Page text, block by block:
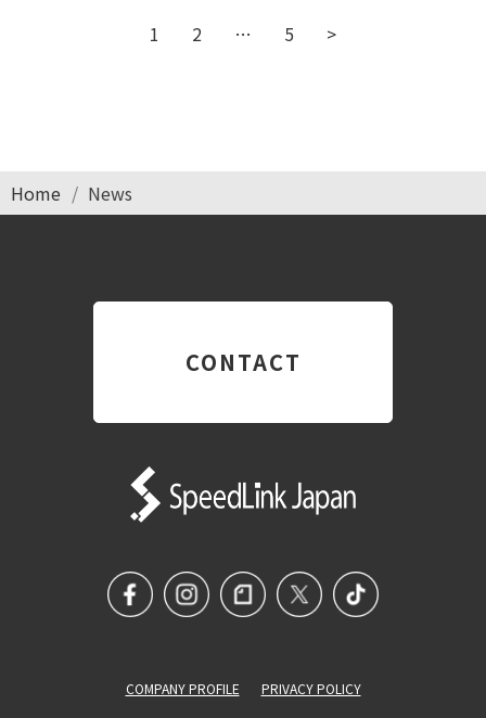
1 2 … 5 >
Home News
CONTACT
COMPANY PROFILE PRIVACY POLICY